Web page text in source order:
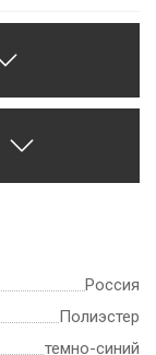
Россия
Полиэстер
темно-синий